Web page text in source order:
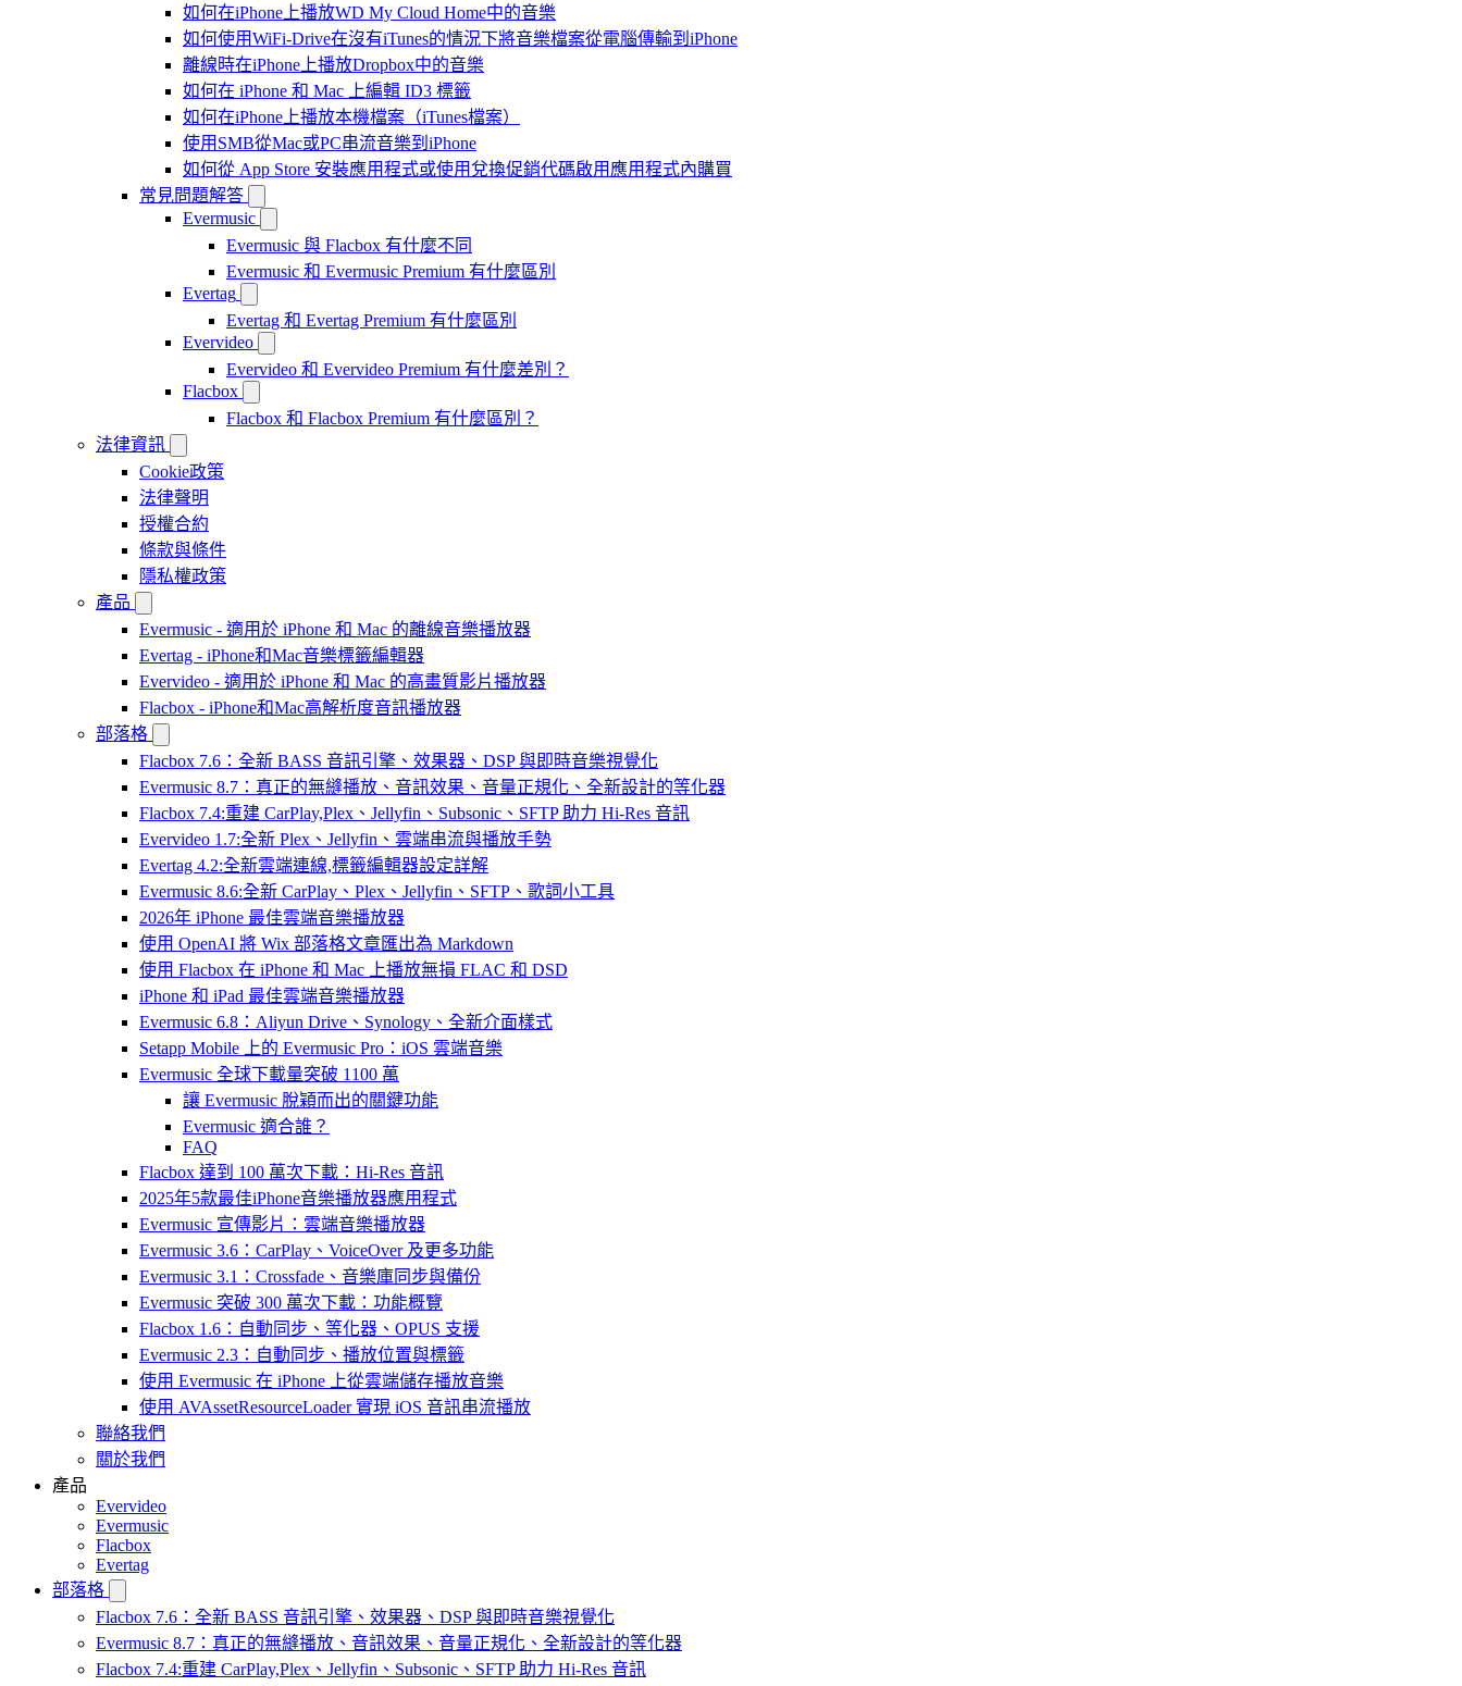
如何在iPhone上播放WD My Cloud Home中的音樂
如何使用WiFi-Drive在沒有iTunes的情況下將音樂檔案從電腦傳輸到iPhone
離線時在iPhone上播放Dropbox中的音樂
如何在 iPhone 和 Mac 上編輯 ID3 標籤
如何在iPhone上播放本機檔案（iTunes檔案）
使用SMB從Mac或PC串流音樂到iPhone
如何從 App Store 安裝應用程式或使用兌換促銷代碼啟用應用程式內購買
常見問題解答
Evermusic
Evermusic 與 Flacbox 有什麼不同
Evermusic 和 Evermusic Premium 有什麼區別
Evertag
Evertag 和 Evertag Premium 有什麼區別
Evervideo
Evervideo 和 Evervideo Premium 有什麼差別？
Flacbox
Flacbox 和 Flacbox Premium 有什麼區別？
法律資訊
Cookie政策
法律聲明
授權合約
條款與條件
隱私權政策
產品
Evermusic - 適用於 iPhone 和 Mac 的離線音樂播放器
Evertag - iPhone和Mac音樂標籤編輯器
Evervideo - 適用於 iPhone 和 Mac 的高畫質影片播放器
Flacbox - iPhone和Mac高解析度音訊播放器
部落格
Flacbox 7.6：全新 BASS 音訊引擎、效果器、DSP 與即時音樂視覺化
Evermusic 8.7：真正的無縫播放、音訊效果、音量正規化、全新設計的等化器
Flacbox 7.4:重建 CarPlay,Plex、Jellyfin、Subsonic、SFTP 助力 Hi-Res 音訊
Evervideo 1.7:全新 Plex、Jellyfin、雲端串流與播放手勢
Evertag 4.2:全新雲端連線,標籤編輯器設定詳解
Evermusic 8.6:全新 CarPlay、Plex、Jellyfin、SFTP、歌詞小工具
2026年 iPhone 最佳雲端音樂播放器
使用 OpenAI 將 Wix 部落格文章匯出為 Markdown
使用 Flacbox 在 iPhone 和 Mac 上播放無損 FLAC 和 DSD
iPhone 和 iPad 最佳雲端音樂播放器
Evermusic 6.8：Aliyun Drive、Synology、全新介面樣式
Setapp Mobile 上的 Evermusic Pro：iOS 雲端音樂
Evermusic 全球下載量突破 1100 萬
讓 Evermusic 脫穎而出的關鍵功能
Evermusic 適合誰？
FAQ
Flacbox 達到 100 萬次下載：Hi-Res 音訊
2025年5款最佳iPhone音樂播放器應用程式
Evermusic 宣傳影片：雲端音樂播放器
Evermusic 3.6：CarPlay、VoiceOver 及更多功能
Evermusic 3.1：Crossfade、音樂庫同步與備份
Evermusic 突破 300 萬次下載：功能概覽
Flacbox 1.6：自動同步、等化器、OPUS 支援
Evermusic 2.3：自動同步、播放位置與標籤
使用 Evermusic 在 iPhone 上從雲端儲存播放音樂
使用 AVAssetResourceLoader 實現 iOS 音訊串流播放
聯絡我們
關於我們
產品
Evervideo
Evermusic
Flacbox
Evertag
部落格
Flacbox 7.6：全新 BASS 音訊引擎、效果器、DSP 與即時音樂視覺化
Evermusic 8.7：真正的無縫播放、音訊效果、音量正規化、全新設計的等化器
Flacbox 7.4:重建 CarPlay,Plex、Jellyfin、Subsonic、SFTP 助力 Hi-Res 音訊